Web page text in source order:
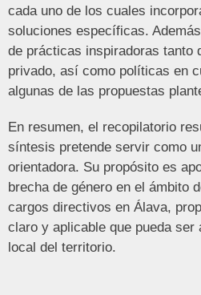
cada uno de los cuales
soluciones específicas.
de prácticas inspiradoras tanto
privado, así como políticas en
algunas de las propuestas
En resumen, el recopilatorio
síntesis pretende servir como
orientadora. Su propósito es
brecha de género en el ámbito
cargos directivos en Álava,
claro y aplicable que pueda ser
local del territorio.